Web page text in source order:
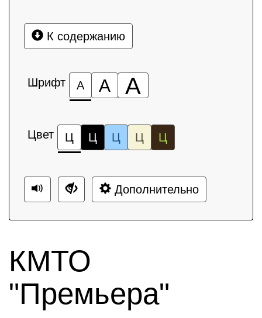
К содержанию
Шрифт А А А
Цвет Ц Ц Ц Ц Ц
Дополнительно
КМТО
"Премьера"